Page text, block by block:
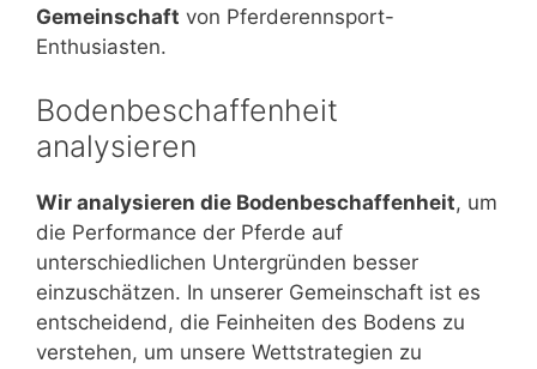
Gemeinschaft von Pferderennsport-
Enthusiasten.
Bodenbeschaffenheit
analysieren
Wir analysieren die Bodenbeschaffenheit, um
die Performance der Pferde auf
unterschiedlichen Untergründen besser
einzuschätzen. In unserer Gemeinschaft ist es
entscheidend, die Feinheiten des Bodens zu
verstehen, um unsere Wettstrategien zu